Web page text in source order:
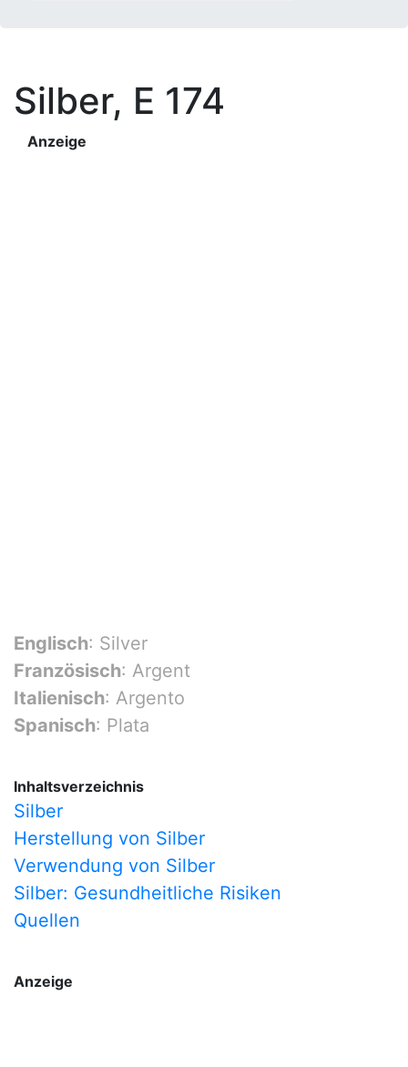
Silber, E 174
Anzeige
Englisch: Silver
Französisch: Argent
Italienisch: Argento
Spanisch: Plata
Inhaltsverzeichnis
Silber
Herstellung von Silber
Verwendung von Silber
Silber: Gesundheitliche Risiken
Quellen
Anzeige